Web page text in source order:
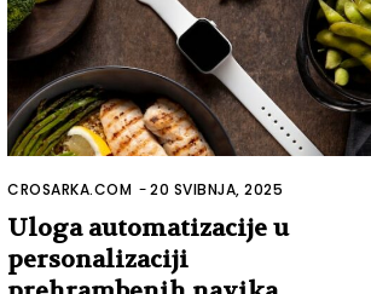
CROSARKA.COM -20 SVIBNJA, 2025
Uloga automatizacije u
personalizaciji